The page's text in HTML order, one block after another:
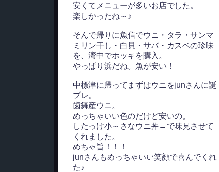
安くてメニューが多いお店でした。
楽しかったね～♪
そんで帰りに魚信でウニ・タラ・サンマ
ミリン干し・白貝・サバ・カスベの珍味
を、湾中でホッキを購入。
やっぱり浜だね。魚が安い！
中標津に帰ってまずはウニをjunさんに誕
プレ。
歯舞産ウニ。
めっちゃいい色のだけど安いの。
したっけ小～さなウニ丼→で味見させて
くれました。
めちゃ旨！！！
junさんもめっちゃいい笑顔で喜んでくれ
た♪